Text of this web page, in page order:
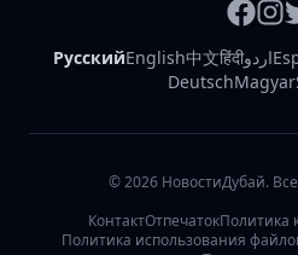
РусскийEnglish中文हिंदीاردو
DeutschMagyar
©2026 НовостиДубай.
КонтактОтпечатокПолитика
Политика использования